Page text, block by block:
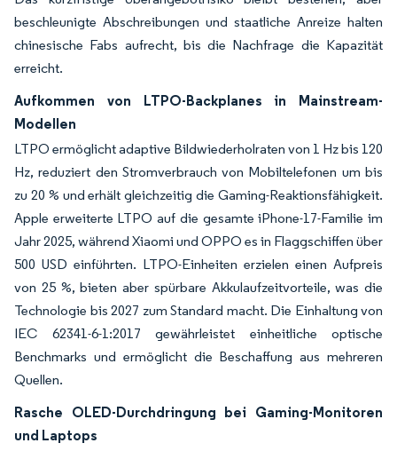
beschleunigte Abschreibungen und staatliche Anreize halten
chinesische Fabs aufrecht, bis die Nachfrage die Kapazität
erreicht.
Aufkommen von LTPO-Backplanes in Mainstream-
Modellen
LTPO ermöglicht adaptive Bildwiederholraten von 1 Hz bis 120
Hz, reduziert den Stromverbrauch von Mobiltelefonen um bis
zu 20 % und erhält gleichzeitig die Gaming-Reaktionsfähigkeit.
Apple erweiterte LTPO auf die gesamte iPhone-17-Familie im
Jahr 2025, während Xiaomi und OPPO es in Flaggschiffen über
500 USD einführten. LTPO-Einheiten erzielen einen Aufpreis
von 25 %, bieten aber spürbare Akkulaufzeitvorteile, was die
Technologie bis 2027 zum Standard macht. Die Einhaltung von
IEC 62341-6-1:2017 gewährleistet einheitliche optische
Benchmarks und ermöglicht die Beschaffung aus mehreren
Quellen.
Rasche OLED-Durchdringung bei Gaming-Monitoren
und Laptops